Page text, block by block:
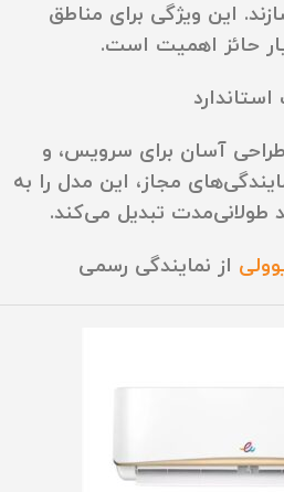
این ویژگی برای مناطق
حائز اهمیت است.
آسان برای سرویس، و
مجاز، این مدل را به
طولانی‌مدت تبدیل می‌کند.
از نمایندگی رسمی